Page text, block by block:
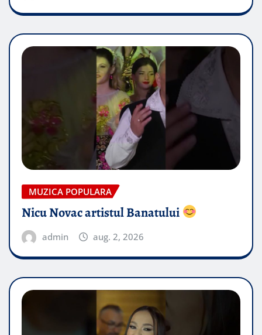
MUZICA POPULARA
Nicu Novac artistul Banatului
admin aug. 2, 2026